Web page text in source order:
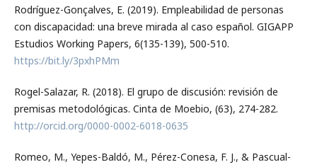
Rodríguez-Gonçalves, E. (2019). Empleabilidad de personas
con discapacidad: una breve mirada al caso español. GIGAPP
Estudios Working Papers, 6(135-139), 500-510.
https://bit.ly/3pxhPMm
Rogel-Salazar, R. (2018). El grupo de discusión: revisión de
premisas metodológicas. Cinta de Moebio, (63), 274-282.
http://orcid.org/0000-0002-6018-0635
Romeo, M., Yepes-Baldó, M., Pérez-Conesa, F. J., & Pascual-